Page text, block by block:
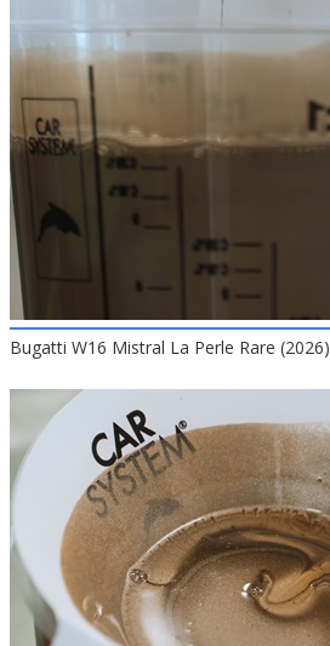
Bugatti W16 Mistral La Perle Rare (2026)